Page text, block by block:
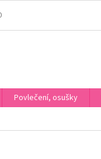
Povlečení, osušky